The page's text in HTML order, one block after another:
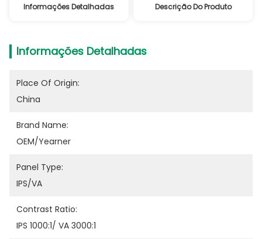
Informações Detalhadas Descrição Do Produto
Informações Detalhadas
Place Of Origin:
China
Brand Name:
OEM/Yearner
Panel Type:
IPS/VA
Contrast Ratio:
IPS 1000:1/ VA 3000:1